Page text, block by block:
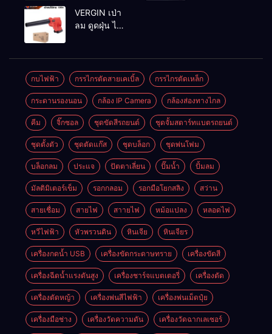
MAKTEC รุ่น MT2926A
VERGIN เป่า
ลม ดูดฝุ่น ไร้
กบไฟฟ้า กรรไกรตัดสายเคเบิ้ล กรรไกรตัดเหล็ก
กระดานรองนอน กล้อง IP Camera กล้องส่องทางไกล
คีม จิ๊กซอล ชุดขัดสีรถยนต์​ ชุดจั้มสตาร์ทแบตรถยนต์
ชุดตั้งตัว ชุดตัดแก๊ส ชุดบล็อก ชุดพ่นโฟม
บล็อกลม ประแจ ปัตตาเลี่ยน ปั๊มน้ำ ปั้มลม
มัลติมิเตอร์เข็ม รอกกลอม รอกมือโยกสลิง สว่าน
สายเชื่อม สายไฟ สาายไฟ หม้อแปลง หลอดไฟ
หวีไฟฟ้า หัวพรวนดิน หินเจีย หินเจียร
เครื่องกดน้ำ USB เครื่องขัดกระดาษทราย เครื่องขัดสี
เครื่องฉีดน้ำแรงดันสูง เครื่องชาร์จแบตเตอรี่ เครื่องตัด
เครื่องตัดหญ้า เครื่องพ่นสีไฟฟ้า เครื่องพ่นเม็ดปุ๋ย
เครื่องมือช่าง เครื่องวัดความดัน เครื่องวัดฉากเลเซอร์